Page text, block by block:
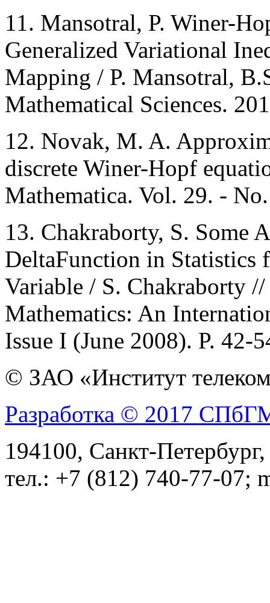
11. Mansotral, P. Winer-
Generalized Variational
Mapping / P. Mansotral,
Mathematical Sciences.
12. Novak, M. A.
discrete Winer-Hopf
Mathematica. Vol. 29. -
13. Chakraborty, S. Some
DeltaFunction in Statistics
Variable / S. Chakraborty
Mathematics: An
Issue I (June 2008). P. 42-
© ЗАО «Институт
Разработка © 2017
194100, Санкт-
тел.: +7 (812) 740-77-07;